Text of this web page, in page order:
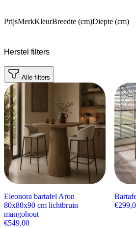
PrijsMerkKleurBreedte (cm)Diepte (cm)
Herstel filters
Alle filters
Eleonora bartafel Aron
80x80x90 cm lichtbruin
mangohout
€549,00
€